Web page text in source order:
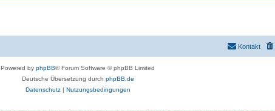
Kontakt
Powered by phpBB® Forum Software © phpBB Limited
Deutsche Übersetzung durch phpBB.de
Datenschutz| Nutzungsbedingungen